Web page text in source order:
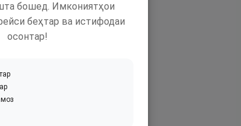
бошед. Имкониятҳои
беҳтар ва истифодаи
осонтар!